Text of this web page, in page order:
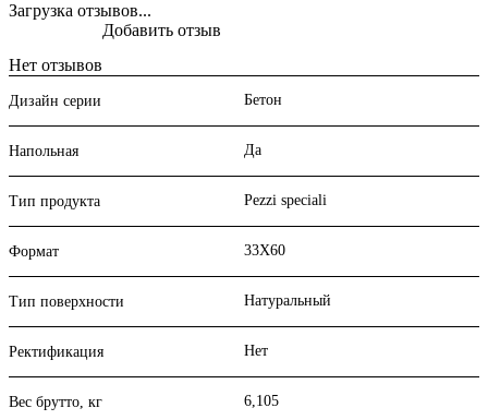
Загрузка отзывов...
Нет отзывов
Добавить отзыв
Дизайн серии Бетон
Напольная Да
Тип продукта Pezzi speciali
Формат 33X60
Тип поверхности Натуральный
Ректификация Нет
Вес брутто, кг 6,105